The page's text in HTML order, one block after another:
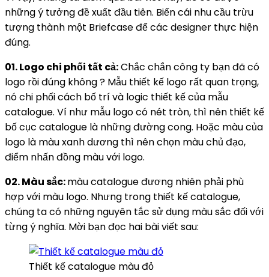
những ý tưởng đề xuất đầu tiên. Biến cái nhu cầu trừu
tượng thành một Briefcase để các designer thực hiện
đúng.
01. Logo chi phối tất cả:Chắc chắn công ty bạn đã có
logo rồi đúng không ? Mẫu thiết kế logo rất quan trọng,
nó chi phối cách bố trí và logic thiết kế của mẫu
catalogue. Ví như mẫu logo có nét tròn, thì nên thiết kế
bố cục catalogue là những đường cong. Hoặc màu của
logo là màu xanh dương thì nên chọn màu chủ đạo,
điểm nhấn đồng màu với logo.
02. Màu sắc:màu catalogue đương nhiên phải phù
hợp với màu logo. Nhưng trong thiết kế catalogue,
chúng ta có những nguyên tắc sử dụng màu sắc đối với
từng ý nghĩa. Mời bạn đọc hai bài viết sau:
Thiết kế catalogue màu đỏ